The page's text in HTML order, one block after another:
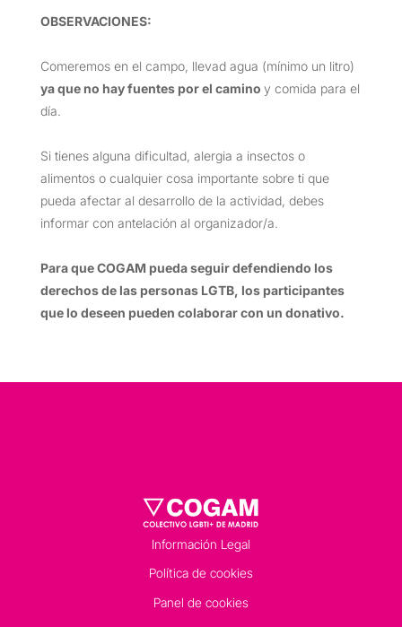
OBSERVACIONES:
Comeremos en el campo, llevad agua (mínimo un litro)
ya que no hay fuentes por el camino y comida para el
día.
Si tienes alguna dificultad, alergia a insectos o
alimentos o cualquier cosa importante sobre ti que
pueda afectar al desarrollo de la actividad, debes
informar con antelación al organizador/a.
Para que COGAM pueda seguir defendiendo los
derechos de las personas LGTB, los participantes
que lo deseen pueden colaborar con un donativo.
Información Legal
Política de cookies
Panel de cookies